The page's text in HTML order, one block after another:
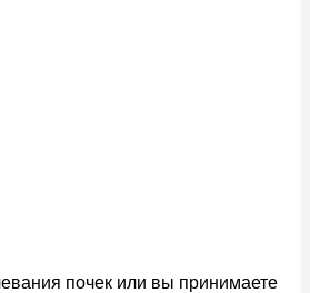
почек или вы принимаете